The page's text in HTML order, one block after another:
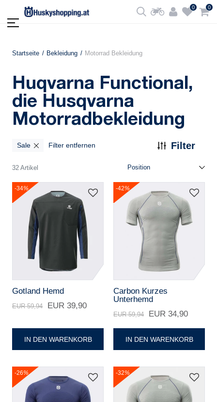
0 0
Startseite Bekleidung Motorrad Bekleidung
Huqvarna Functional,
die Husqvarna
Motorradbekleidung
Sale Filter entfernen Filter
32 Artikel
-34%
Gotland Hemd
EUR 59,94 EUR 39,90
IN DEN WARENKORB
-42%
Carbon Kurzes
Unterhemd
EUR 59,94 EUR 34,90
IN DEN WARENKORB
-26% -32%